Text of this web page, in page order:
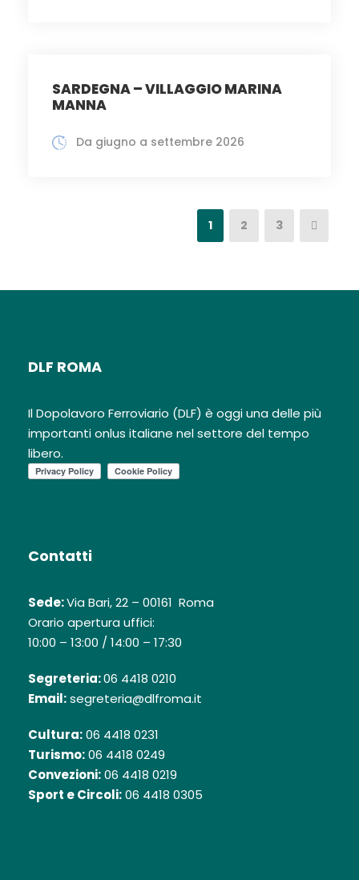
SARDEGNA – VILLAGGIO MARINA
MANNA
Da giugno a settembre 2026
1 2 3
DLF ROMA
Il Dopolavoro Ferroviario (DLF) è oggi una delle più
importanti onlus italiane nel settore del tempo
libero.
Contatti
Sede:Via Bari, 22 – 00161 Roma
Orario apertura uffici:
10:00 – 13:00 / 14:00 – 17:30
Segreteria:06 4418 0210
Email:segreteria@dlfroma.it
Cultura:06 4418 0231
Turismo:06 4418 0249
Convezioni:06 4418 0219
Sport e Circoli:06 4418 0305